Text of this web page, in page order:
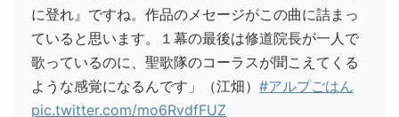
に登れ』ですね。作品のメセージがこの曲に詰まっ
ていると思います。１幕の最後は修道院長が一人で
歌っているのに、聖歌隊のコーラスが聞こえてくる
ような感覚になるんです」（江畑） #アルプごはん
pic.twitter.com/mo6RvdfFUZ